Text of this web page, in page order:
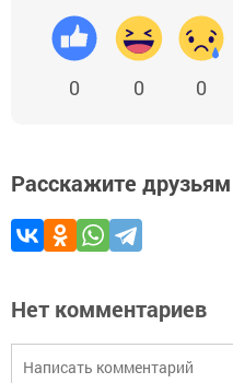
0 0 0
Расскажите друзьям
Нет комментариев